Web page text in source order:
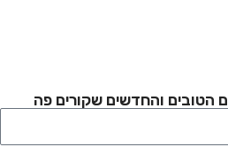
הטובים והחדשים שקורים פה